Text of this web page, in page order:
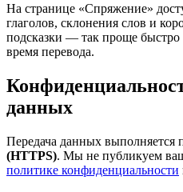
На странице «Спряжение»
глаголов, склонения слов и
подсказки — так проще
время перевода.
данных
Передача данных выполняется
(HTTPS). Мы не публикуем
политике конфиденциальности